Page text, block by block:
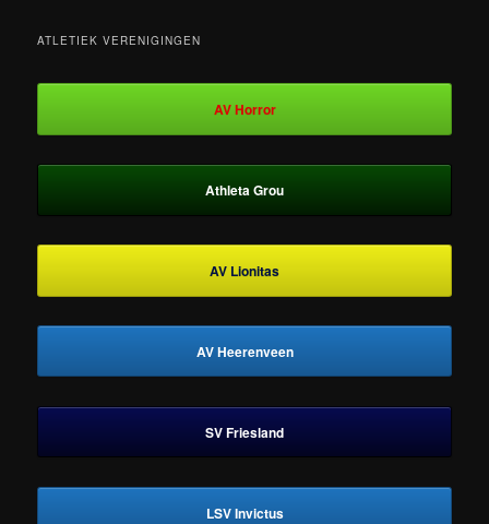
ATLETIEK VERENIGINGEN
AV Horror
Athleta Grou
AV Lionitas
AV Heerenveen
SV Friesland
LSV Invictus